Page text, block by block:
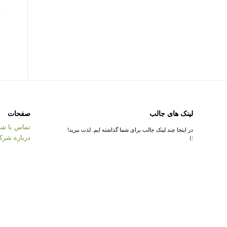
لینک های جالب
در اینجا چند لینک جالب برای شما گذاشته ایم. لذت ببرید!
:)
صفحات
تماس با
درباره